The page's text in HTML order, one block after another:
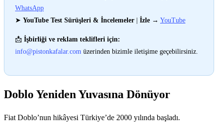
WhatsApp
➤ YouTube Test Sürüşleri & İncelemeler | İzle → YouTube
📩 İşbirliği ve reklam teklifleri için:
info@pistonkafalar.com üzerinden bizimle iletişime geçebilirsiniz.
Doblo Yeniden Yuvasına Dönüyor
Fiat Doblo’nun hikâyesi Türkiye’de 2000 yılında başladı.